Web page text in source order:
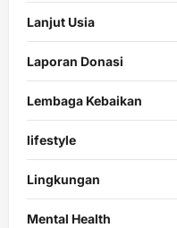
Lanjut Usia
Laporan Donasi
Lembaga Kebaikan
lifestyle
Lingkungan
Mental Health